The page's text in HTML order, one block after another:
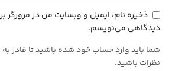
ذخیره نام، ایمیل و وبسایت من در مرورگر
دیدگاهی می‌نویسم.
شما باید وارد حساب خود شده باشید تا قادر
نظرات باشید.